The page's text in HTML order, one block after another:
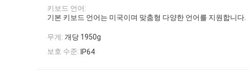
키보드 언어:
기본 키보드 언어는 미국이며 맞춤형 다양한 언어를 지원합니다.
무게: 개당 1950g
보호 수준: IP64